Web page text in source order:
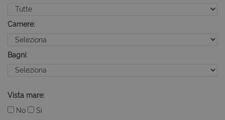
Camere:
Bagni:
Vista mare:
No
Si